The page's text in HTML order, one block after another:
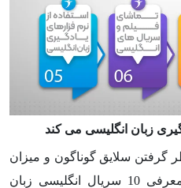
گرفتن سلایق گوناگون و میزان
محبوبیت سریال‌ها در دنیا به معرفی 10 سریال انگلیسی زبان